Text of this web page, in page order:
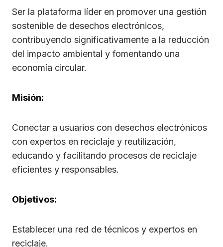
Ser la plataforma líder en promover una gestión
sostenible de desechos electrónicos,
contribuyendo significativamente a la reducción
del impacto ambiental y fomentando una
economía circular.
Misión:
Conectar a usuarios con desechos electrónicos
con expertos en reciclaje y reutilización,
educando y facilitando procesos de reciclaje
eficientes y responsables.
Objetivos:
Establecer una red de técnicos y expertos en
reciclaje.